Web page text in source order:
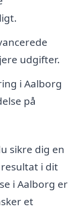
udgifter.
i Aalborg
på
sikre dig en
i dit
i Aalborg er
et